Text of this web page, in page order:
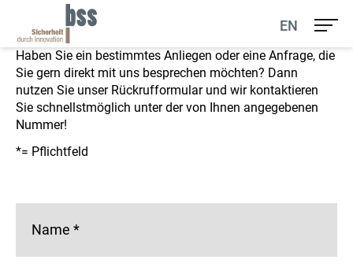
EN
Unser Rückrufservice
Haben Sie ein bestimmtes Anliegen oder eine Anfrage, die
Sie gern direkt mit uns besprechen möchten? Dann
nutzen Sie unser Rückrufformular und wir kontaktieren
Sie schnellstmöglich unter der von Ihnen angegebenen
Nummer!
*= Pflichtfeld
Name *